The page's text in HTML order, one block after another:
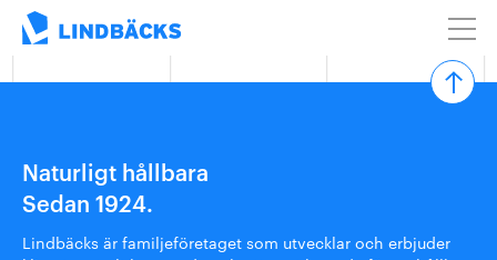
Naturligt hållbara
Sedan 1924.
Lindbäcks är familjeföretaget som utvecklar och erbjuder